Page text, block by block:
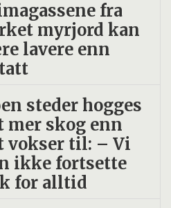
fra
myrjord kan
lavere enn
steder hogges
mer skog enn
vokser til: – Vi
ikke fortsette
for alltid